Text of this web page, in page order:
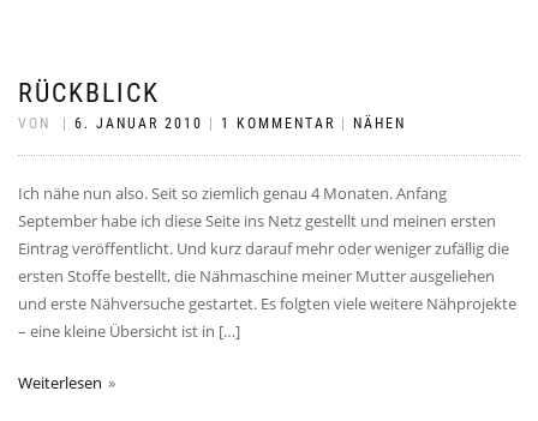
RÜCKBLICK
VON 6. JANUAR 2010 1 KOMMENTAR NÄHEN
Ich nähe nun also. Seit so ziemlich genau 4 Monaten. Anfang
September habe ich diese Seite ins Netz gestellt und meinen ersten
Eintrag veröffentlicht. Und kurz darauf mehr oder weniger zufällig die
ersten Stoffe bestellt, die Nähmaschine meiner Mutter ausgeliehen
und erste Nähversuche gestartet. Es folgten viele weitere Nähprojekte
– eine kleine Übersicht ist in […]
Weiterlesen